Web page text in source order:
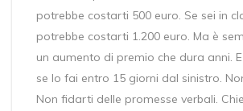
potrebbe costarti 500 euro. Se sei in
potrebbe costarti 1.200 euro. Ma è
un aumento di premio che dura anni.
se lo fai entro 15 giorni dal sinistro.
Non fidarti delle promesse verbali.